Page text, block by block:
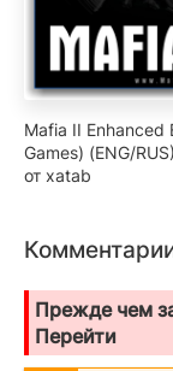
Mafia II Enhanced
Games) (ENG/
от xatab
Прежде чем
Перейти